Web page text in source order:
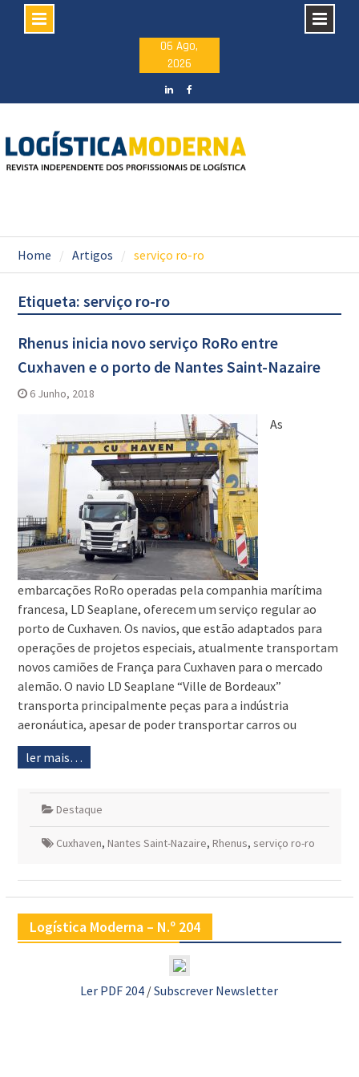
06 Ago,
2026
Home Artigos serviço ro-ro
Etiqueta: serviço ro-ro
Rhenus inicia novo serviço RoRo entre
Cuxhaven e o porto de Nantes Saint-Nazaire
6 Junho, 2018
As
embarcações RoRo operadas pela companhia marítima
francesa, LD Seaplane, oferecem um serviço regular ao
porto de Cuxhaven. Os navios, que estão adaptados para
operações de projetos especiais, atualmente transportam
novos camiões de França para Cuxhaven para o mercado
alemão. O navio LD Seaplane “Ville de Bordeaux”
transporta principalmente peças para a indústria
aeronáutica, apesar de poder transportar carros ou
ler mais…
Destaque
Cuxhaven, Nantes Saint-Nazaire, Rhenus, serviço ro-ro
Logística Moderna – N.º 204
Ler PDF 204 /Subscrever Newsletter